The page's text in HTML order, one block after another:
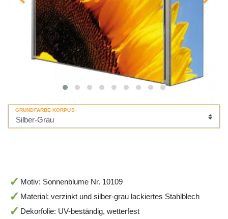
GRUNDFARBE KORPUS
Motiv: Sonnenblume Nr. 10109
Material: verzinkt und silber-grau lackiertes Stahlblech
Dekorfolie: UV-beständig, wetterfest